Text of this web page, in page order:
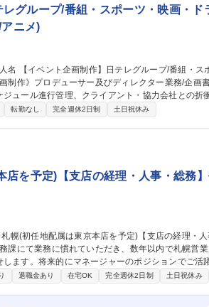
レグループ/番組・スポーツ・映画・
ニメ)
ュール進行管理、クライアント・協力会社との折
転勤なし 完全週休2日制 土日祝休み
を予定)【支店の経理・人事・総務
ます。将来的にマネージャーのポジションでご活
採用背景）現在、札幌管轄のバックオフィス業務を
退職金あり 在宅OK 完全週休2日制 土日祝休み